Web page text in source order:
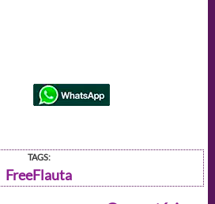
TAGS:
FreeFlauta